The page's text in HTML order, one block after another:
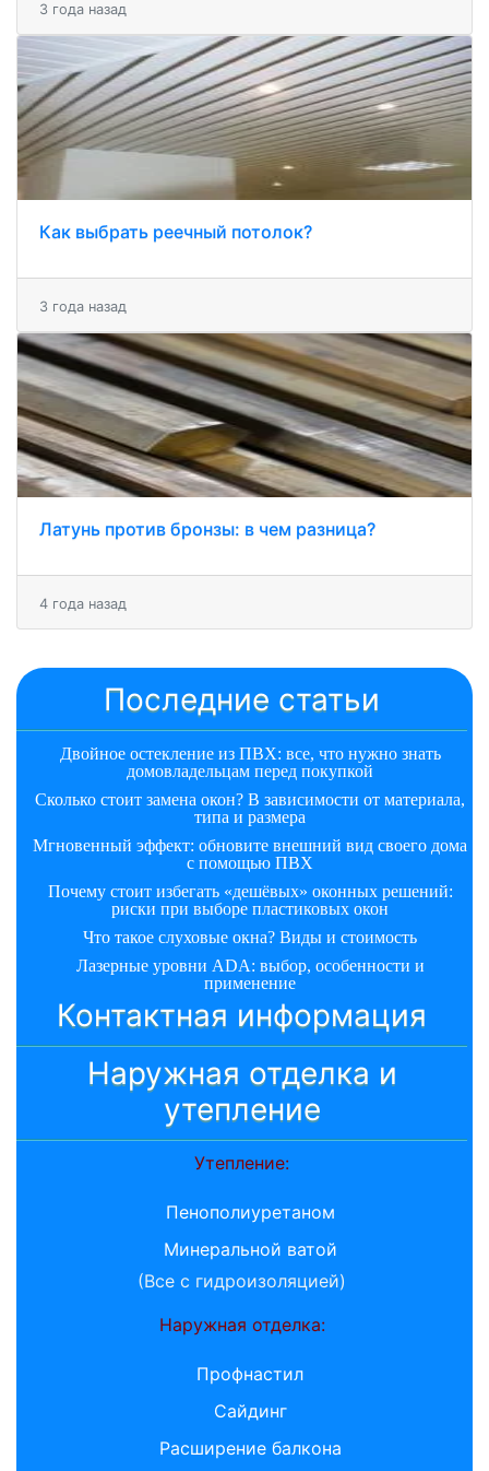
3 года назад
Как выбрать реечный потолок?
3 года назад
Латунь против бронзы: в чем разница?
4 года назад
Последние статьи
Двойное остекление из ПВХ: все, что нужно знать
домовладельцам перед покупкой
Сколько стоит замена окон? В зависимости от материала,
типа и размера
Мгновенный эффект: обновите внешний вид своего дома
с помощью ПВХ
Почему стоит избегать «дешёвых» оконных решений:
риски при выборе пластиковых окон
Что такое слуховые окна? Виды и стоимость
Лазерные уровни ADA: выбор, особенности и
применение
Контактная информация
Наружная отделка и
утепление
Утепление:
Пенополиуретаном
Минеральной ватой
(Все с гидроизоляцией)
Наружная отделка:
Профнастил
Сайдинг
Расширение балкона